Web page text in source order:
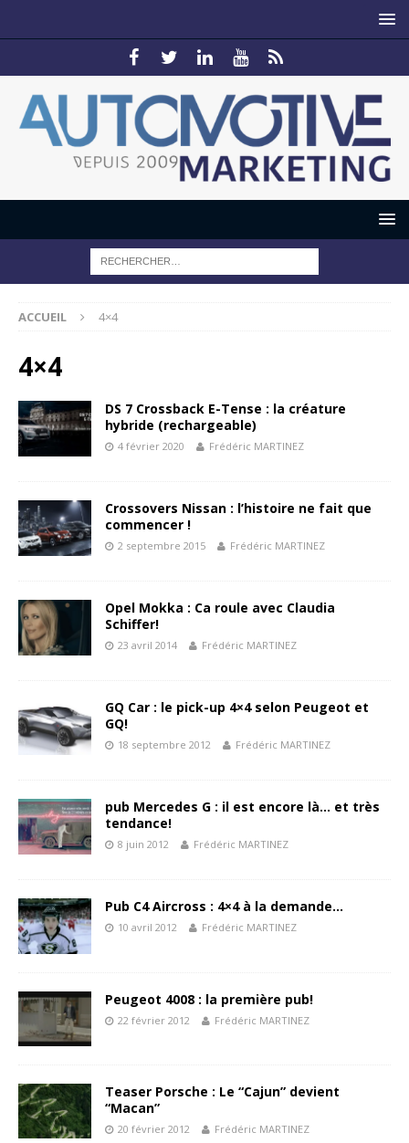
ACCUEIL 4×4
4×4
DS 7 Crossback E-Tense : la créature
hybride (rechargeable)
4 février 2020 Frédéric MARTINEZ
Crossovers Nissan : l’histoire ne fait que
commencer !
2 septembre 2015 Frédéric MARTINEZ
Opel Mokka : Ca roule avec Claudia
Schiffer!
23 avril 2014 Frédéric MARTINEZ
GQ Car : le pick-up 4×4 selon Peugeot et
GQ!
18 septembre 2012 Frédéric MARTINEZ
pub Mercedes G : il est encore là… et très
tendance!
8 juin 2012 Frédéric MARTINEZ
Pub C4 Aircross : 4×4 à la demande…
10 avril 2012 Frédéric MARTINEZ
Peugeot 4008 : la première pub!
22 février 2012 Frédéric MARTINEZ
Teaser Porsche : Le “Cajun” devient
“Macan”
20 février 2012 Frédéric MARTINEZ